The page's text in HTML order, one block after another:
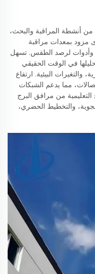
أنشطة المراقبة والبحث،
مزود بمعدات مراقبة
وأدوات لرصد الطقس. تسهل
في الوقت الحقيقي
والتغيرات البيئية. ارتفاع
مما يدعم الشبكات
التعليمية من مرافق البرج
والتخطيط الحضري،